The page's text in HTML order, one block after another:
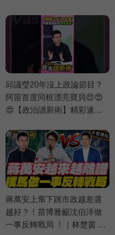
邱議瑩20年沒上政論節目？
阿苗首度同框漂亮寶貝😍😍
😍【政治讀新術】精彩速看
蔣萬安上窜下跳市政越差選
越好？！苗博雅籲沈伯洋做
一事反轉戰局 ！｜林楚茵 周